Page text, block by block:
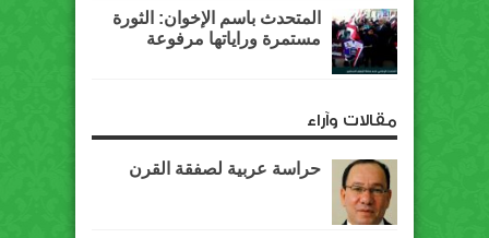
المتحدث باسم الإخوان: الثورة
مستمرة وراياتها مرفوعة
مقالات وآراء
حراسة عربية لصفقة القرن